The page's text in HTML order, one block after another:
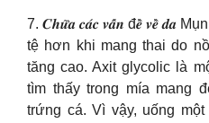
7. 𝑪𝒉𝒖̛̃𝒂 𝒄𝒂́𝒄 𝒗𝒂̂́𝒏 đ𝒆̂̀ 𝒗𝒆̂̀ 𝒅𝒂
tệ hơn khi mang thai do
tăng cao. Axit glycolic là
tìm thấy trong mía mang
trứng cá. Vì vậy, uống